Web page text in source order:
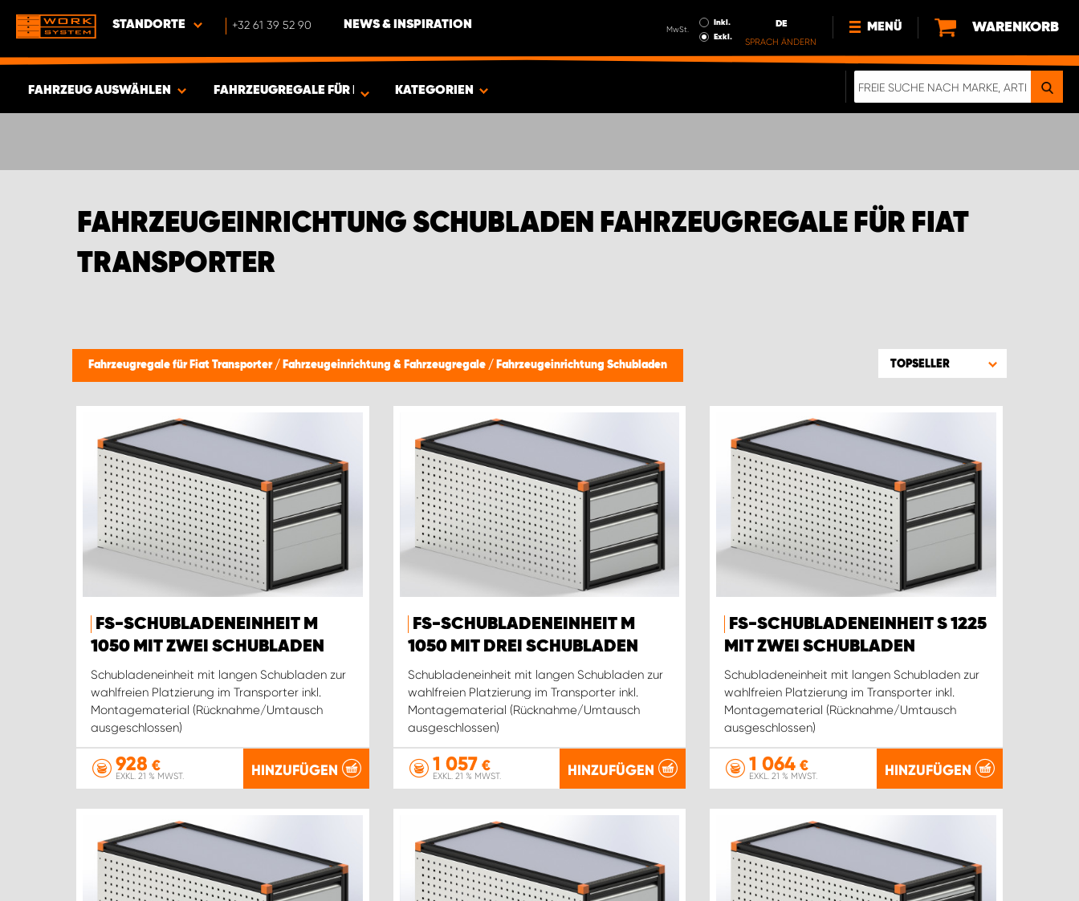
STANDORTE +32 61 39 52 90 NEWS & INSPIRATION MwSt.
Inkl.
Exkl.
DE
SPRACH ÄNDERN
MENÜ
NEWS
WARENKORB
FAHRZEUG AUSWÄHLEN
ARTIKEL
FAHRZEUGREGALE FÜR FIAT TRANSPORTER
KATEGORIEN
FAHRZEUGEINRICHTUNG SCHUBLADEN FAHRZEUGREGALE FÜR FIAT
TRANSPORTER
Fahrzeugregale für Fiat Transporter / Fahrzeugeinrichtung & Fahrzeugregale / Fahrzeugeinrichtung Schubladen TOPSELLER
FS-SCHUBLADENEINHEIT M
1050 MIT ZWEI SCHUBLADEN
Schubladeneinheit mit langen Schubladen zur
wahlfreien Platzierung im Transporter inkl.
Montagematerial (Rücknahme/Umtausch
ausgeschlossen)
928 €
EXKL. 21 % MWST. HINZUFÜGEN
FS-SCHUBLADENEINHEIT M
1050 MIT DREI SCHUBLADEN
Schubladeneinheit mit langen Schubladen zur
wahlfreien Platzierung im Transporter inkl.
Montagematerial (Rücknahme/Umtausch
ausgeschlossen)
1 057€
EXKL. 21 % MWST. HINZUFÜGEN
FS-SCHUBLADENEINHEIT S 1225
MIT ZWEI SCHUBLADEN
Schubladeneinheit mit langen Schubladen zur
wahlfreien Platzierung im Transporter inkl.
Montagematerial (Rücknahme/Umtausch
ausgeschlossen)
1 064 €
EXKL. 21 % MWST. HINZUFÜGEN